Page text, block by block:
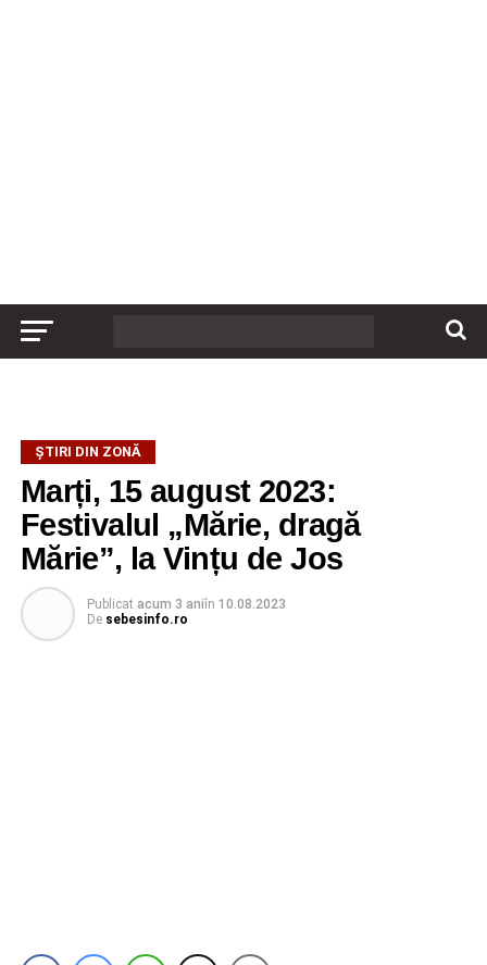
ȘTIRI DIN ZONĂ
Marți, 15 august 2023:
Festivalul „Mărie, dragă
Mărie”, la Vințu de Jos
Publicat acum 3 aniîn 10.08.2023
De sebesinfo.ro